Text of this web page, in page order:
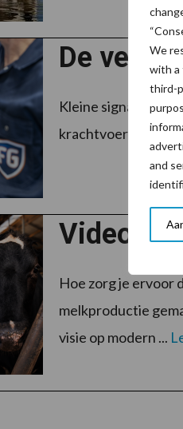
We
with a
third-
and
De
Kleine signalen,
Video:
Hoe zorg je ervoor
melkproductie
visie op modern ...